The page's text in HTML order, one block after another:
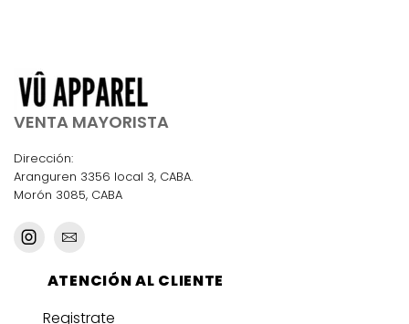
VENTA MAYORISTA
Dirección:
Aranguren 3356 local 3, CABA.
Morón 3085, CABA
ATENCIÓN AL CLIENTE
Registrate